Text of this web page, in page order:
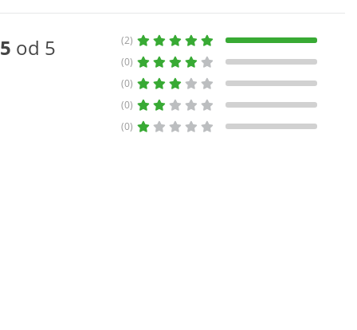
5 od 5
(2)
(0)
(0)
(0)
(0)